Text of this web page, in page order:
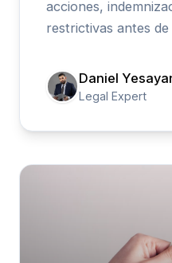
acciones,
restrictivas antes de
Daniel
Legal Expert